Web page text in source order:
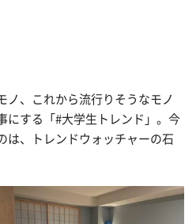
ノ、これから流行りそうなモノ
にする「#大学生トレンド」。今
は、トレンドウォッチャーの石